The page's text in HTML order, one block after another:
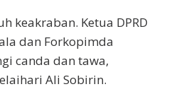
keakraban. Ketua DPRD
dan Forkopimda
canda dan tawa,
Ali Sobirin.